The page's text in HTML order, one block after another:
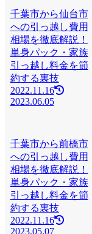
千葉市から仙台市
への引っ越し費用
相場を徹底解説！
単身パック・家族
引っ越し料金を節
約する裏技
2022.11.16
2023.06.05
千葉市から前橋市
への引っ越し費用
相場を徹底解説！
単身パック・家族
引っ越し料金を節
約する裏技
2022.11.16
2023.05.07